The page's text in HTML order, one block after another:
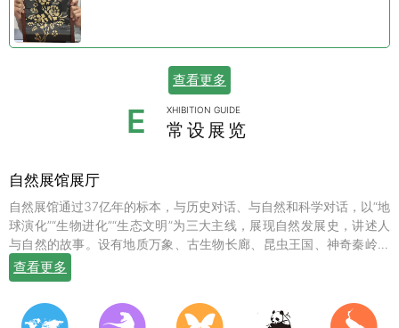
查看更多
E XHIBITION GUIDE
常设展览
自然展馆展厅
自然展馆通过37亿年的标本，与历史对话、与自然和科学对话，以“地
球演化”“生物进化”“生态文明”为三大主线，展现自然发展史，讲述人
与自然的故事。设有地质万象、古生物长廊、昆虫王国、神奇秦岭、
史前探秘、煤海之光和生命之光七个常设展厅，陈列有岩石鼻祖紫苏
斜长麻粒岩等矿物标本；有鱼龙、翼龙、马门溪龙、似银杏、新芦木
等珍贵的化石；有秦岭大熊猫、金丝猴、羚牛、朱鹮、珙桐、独叶草
等珍稀动植物标本，呈现出一幅绚丽多姿的地球生命物种演化图。
查看更多